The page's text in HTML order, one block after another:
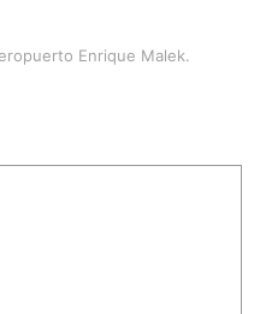
Enrique Malek.